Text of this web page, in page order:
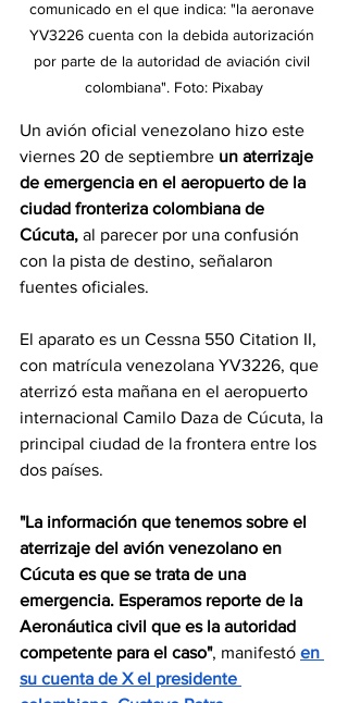
comunicado en el que indica: "la aeronave
YV3226 cuenta con la debida autorización
por parte de la autoridad de aviación civil
colombiana". Foto: Pixabay
Un avión oficial venezolano hizo este
viernes 20 de septiembre un aterrizaje
de emergencia en el aeropuerto de la
ciudad fronteriza colombiana de
Cúcuta, al parecer por una confusión
con la pista de destino, señalaron
fuentes oficiales.
El aparato es un Cessna 550 Citation II,
con matrícula venezolana YV3226, que
aterrizó esta mañana en el aeropuerto
internacional Camilo Daza de Cúcuta, la
principal ciudad de la frontera entre los
dos países.
"La información que tenemos sobre el
aterrizaje del avión venezolano en
Cúcuta es que se trata de una
emergencia. Esperamos reporte de la
Aeronáutica civil que es la autoridad
competente para el caso", manifestó en
su cuenta de X el presidente